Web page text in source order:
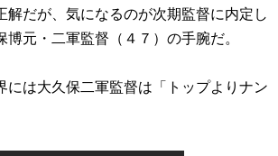
解だが、気になるのが次期監督に内定し
博元・二軍監督（４７）の手腕だ。
は大久保二軍監督は「トップよりナン